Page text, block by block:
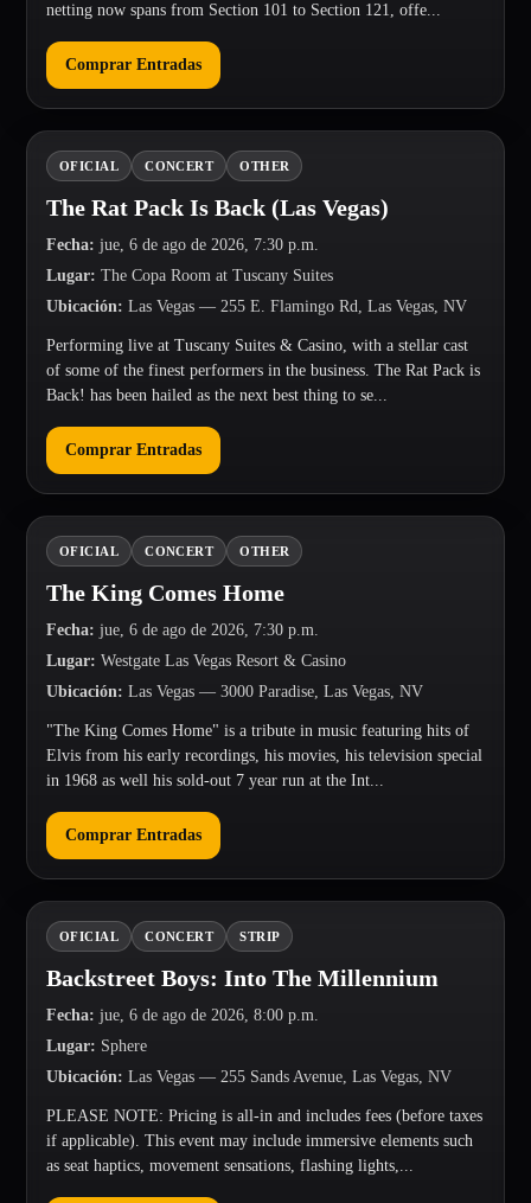
netting now spans from Section 101 to Section 121, offe...
Comprar Entradas
OFICIAL CONCERT OTHER
The Rat Pack Is Back (Las Vegas)
Fecha: jue, 6 de ago de 2026, 7:30 p.m.
Lugar: The Copa Room at Tuscany Suites
Ubicación: Las Vegas — 255 E. Flamingo Rd, Las Vegas, NV
Performing live at Tuscany Suites & Casino, with a stellar cast
of some of the finest performers in the business. The Rat Pack is
Back! has been hailed as the next best thing to se...
Comprar Entradas
OFICIAL CONCERT OTHER
The King Comes Home
Fecha: jue, 6 de ago de 2026, 7:30 p.m.
Lugar: Westgate Las Vegas Resort & Casino
Ubicación: Las Vegas — 3000 Paradise, Las Vegas, NV
"The King Comes Home" is a tribute in music featuring hits of
Elvis from his early recordings, his movies, his television special
in 1968 as well his sold-out 7 year run at the Int...
Comprar Entradas
OFICIAL CONCERT STRIP
Backstreet Boys: Into The Millennium
Fecha: jue, 6 de ago de 2026, 8:00 p.m.
Lugar: Sphere
Ubicación: Las Vegas — 255 Sands Avenue, Las Vegas, NV
PLEASE NOTE: Pricing is all-in and includes fees (before taxes
if applicable). This event may include immersive elements such
as seat haptics, movement sensations, flashing lights,...